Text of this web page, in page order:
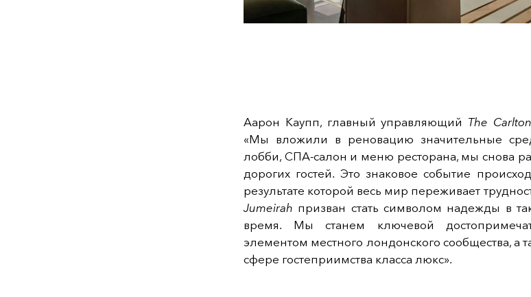
Аарон Каупп, главный управляющий The
«Мы вложили в реновацию значительные
лобби, СПА-салон и меню ресторана, мы снова
дорогих гостей. Это знаковое событие
результате которой весь мир переживает
Jumeirah призван стать символом надежды в
время. Мы станем ключевой
элементом местного лондонского сообщества,
сфере гостеприимства класса люкс».